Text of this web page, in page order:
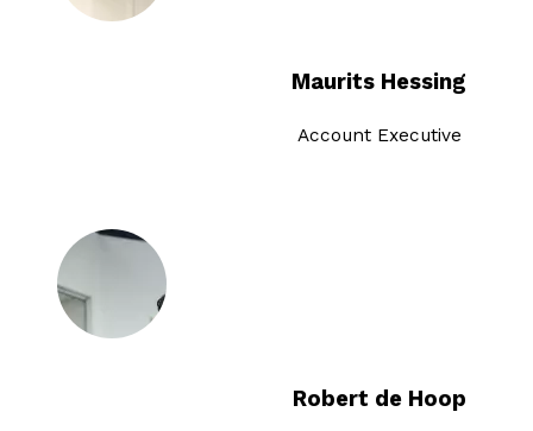
Maurits Hessing
Account Executive
Robert de Hoop